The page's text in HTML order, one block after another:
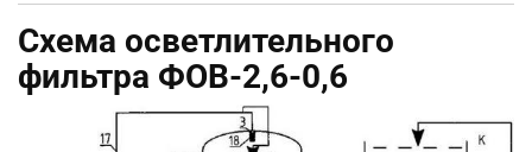
Схема осветлительного
фильтра ФОВ-2,6-0,6